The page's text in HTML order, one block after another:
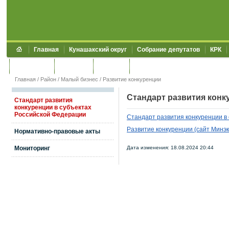
Главная Кунашакский округ Собрание депутатов КРК
Главная / Район / Малый бизнес / Развитие конкуренции
Стандарт развития
конкуренции в субъектах
Российской Федерации
Нормативно-правовые акты
Мониторинг
Стандарт развития
Cтандарт развития конкуренции
Развитие конкуренции (сайт
Дата изменения: 18.08.2024 20:44